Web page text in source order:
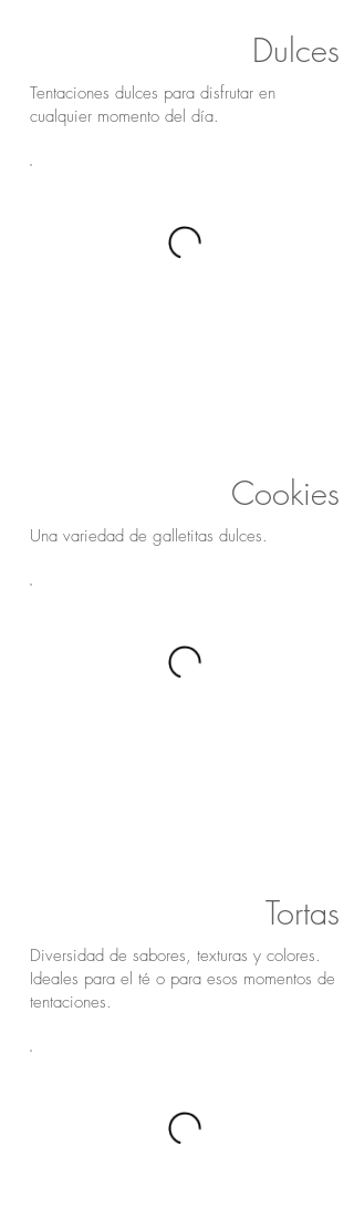
Dulces
Tentaciones dulces para disfrutar en
cualquier momento del día.
Cookies
Una variedad de galletitas dulces.
Tortas
Diversidad de sabores, texturas y colores.
Ideales para el té o para esos momentos de
tentaciones.